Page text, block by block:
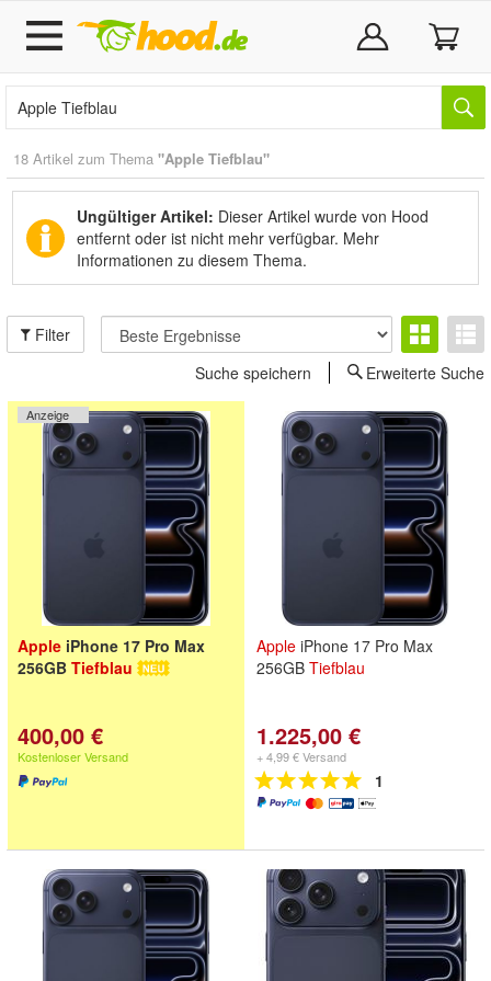
18 Artikel zum Thema "Apple Tiefblau"
Ungültiger Artikel: Dieser Artikel wurde von Hood
entfernt oder ist nicht mehr verfügbar. Mehr
Informationen zu diesem Thema.
Filter
Suche speichern
Erweiterte Suche
Anzeige
Apple iPhone 17 Pro Max
256GB Tiefblau
400,00 €
Kostenloser Versand
Apple iPhone 17 Pro Max
256GB Tiefblau
1.225,00 €
+ 4,99 € Versand
1